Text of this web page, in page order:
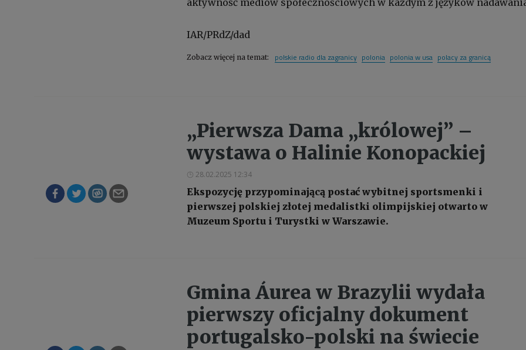
aktywność mediów społecznościowych w każdym z języków
IAR/PRdZ/dad
Zobacz więcej na temat: polskie radio dla zagranicy polonia polonia w usa polacy za granicą
„Pierwsza Dama „królowej” –
wystawa o Halinie Konopackiej
28.02.2025 12:34
Ekspozycję przypominającą postać wybitnej sportsmenki i
pierwszej polskiej złotej medalistki olimpijskiej otwarto w
Muzeum Sportu i Turystki w Warszawie.
Gmina Áurea w Brazylii wydała
pierwszy oficjalny dokument
portugalsko-polski na świecie